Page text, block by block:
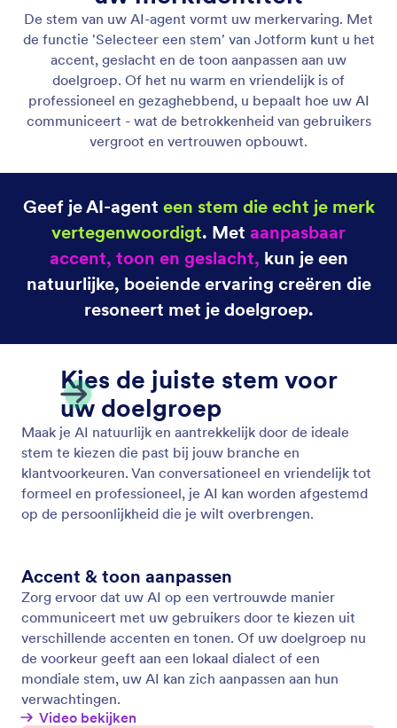
Laat je assistent telefoongesprekken beantwoorden
Stel je AI-assistent in om oproepen te
beantwoorden. Gebruik een doorkiesnummer of
een eigen telefoonnummer voor directe
ondersteuning en pas de spraakinstellingen aan voor
een optimale klantervaring.
en bied een naadloze, professionele ervaring.